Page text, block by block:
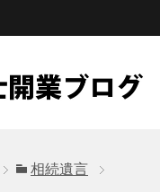
相続遺言